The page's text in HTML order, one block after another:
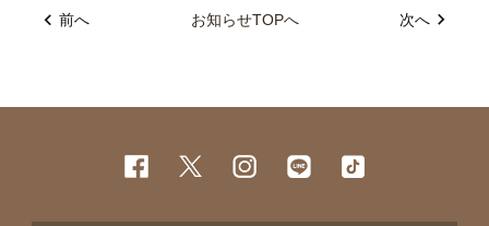
前へ お知らせTOPへ 次へ